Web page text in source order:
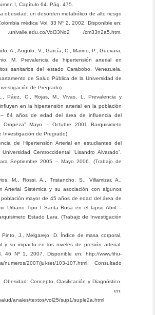
I, Capítulo 64. Pág. 475.
obesidad: un desorden metabólico de alto riesgo
médica Vol. 33 Nº 2, 2002. Disponible en:
.univalle.edu.co/Vol33No2 /cm33n2a5.htm.
A.; Angulo, V.; García, C.; Marino, P.; Guevara,
M. Prevalencia de hipertensión arterial en
sanitarios del estado Carabobo, Venezuela.
de Salud Pública de la Universidad de
de Pregrado).
Páez, C., Rojas, M., Vivas, L. Prevalencia y
en la hipertensión arterial en la población
– 64 años de edad del área de influencia del
Oropeza” Mayo – Octubre 2001 Barquisimeto
Investigación de Pregrado)
de Hipertensión Arterial en estudiantes del
Centroccidental “Lisandro Alvarado”.
Septiembre 2005 – Mayo 2006. (Trabajo de
M., Rossi, A., Tristancho, S., Villamizar, A.,
Arterial Sistémica y su asociación con algunos
mayor de 45 años de edad del área de
Urbano Tipo I Santa Rosa en el lapso Abril –
Estado Lara. (Trabajo de Investigación
J., Melgarejo, D. Índice de masa corporal,
y su impacto en los niveles de presión arterial.
46 Nº 1, 2007. Disponible en: http://www.fihu-
numeros/2007/jul-set/103-107.html. Consultado
Obesidad: Concepto, Clasificación y Diagnóstico.
en:
anales/textos/vol25/sup1/suple2a.html